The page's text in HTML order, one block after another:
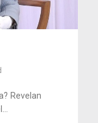
Revelan